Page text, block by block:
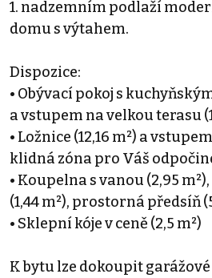
1. nadzemním podlaží
domu s výtahem.
Dispozice:
• Obývací pokoj s
a vstupem na velkou terasu
• Ložnice (12,16 m²) a
klidná zóna pro Váš
• Koupelna s vanou (2,95
(1,44 m²), prostorná předsíň
• Sklepní kóje v ceně (2,5 m²)
K bytu lze dokoupit